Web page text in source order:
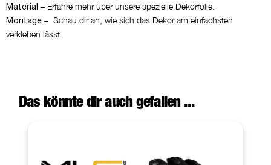
Material – Erfahre mehr über unsere spezielle Dekorfolie.
Montage – Schau dir an, wie sich das Dekor am einfachsten
verkleben lässt.
Das könnte dir auch gefallen ...